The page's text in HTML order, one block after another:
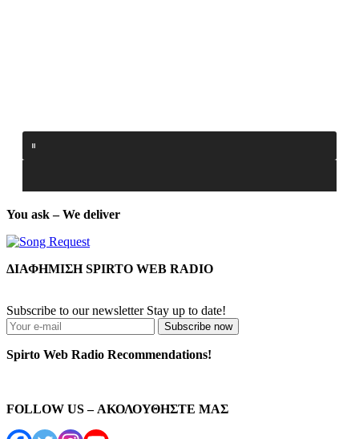
You ask – We deliver
ΔΙΑΦΗΜΙΣΗ SPIRTO WEB RADIO
Subscribe to our newsletter Stay up to date!
Subscribe now
Spirto Web Radio Recommendations!
FOLLOW US – ΑΚΟΛΟΥΘΗΣΤΕ ΜΑΣ